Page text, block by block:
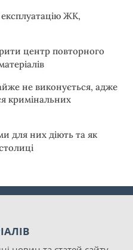
ЖК,
центр повторного
не виконується, адже
кримінальних
для них діють та як